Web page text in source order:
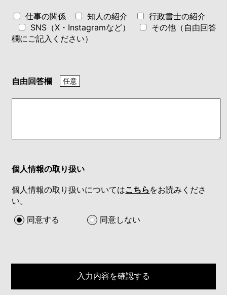
仕事の関係 知人の紹介
行政書士の紹介
SNS（X・Instagramなど）
その他（自由回答
欄にご記入ください）
自由回答欄 任意
個人情報の取り扱い
個人情報の取り扱いについてはこちら をお読みくださ
い。
同意する
同意しない